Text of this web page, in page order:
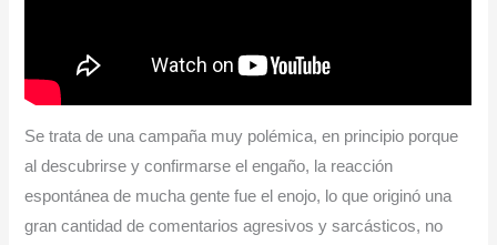
Se trata de una campaña muy polémica, en principio porque
al descubrirse y confirmarse el engaño, la reacción
espontánea de mucha gente fue el enojo, lo que originó una
gran cantidad de comentarios agresivos y sarcásticos, no